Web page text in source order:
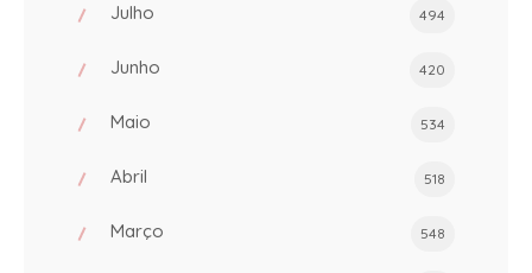
Julho 494
Junho 420
Maio 534
Abril 518
Março 548